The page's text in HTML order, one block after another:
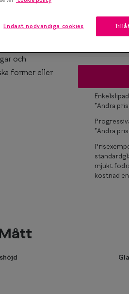
Upp till 119
Osäker på
*Andra
*Andra
mjukt
kostnad
stilar, former,
och
former eller
Endast nödvändiga cookies